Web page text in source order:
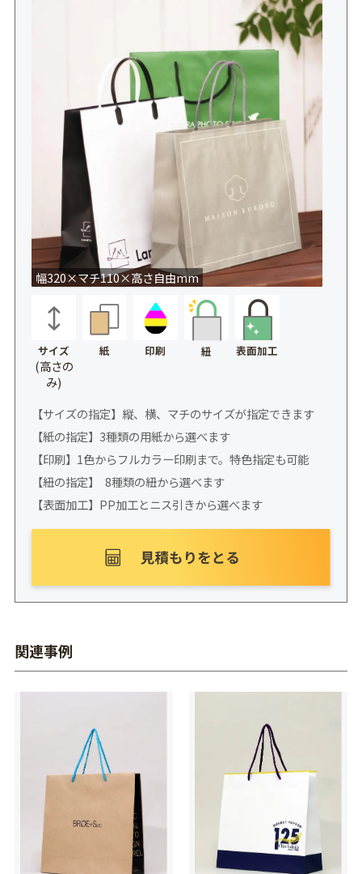
幅320×マチ110×高さ自由mm
サイズ
(高さの
み)
紙 印刷 紐 表面加工
【サイズの指定】縦、横、マチのサイズが指定できます
【紙の指定】3種類の用紙から選べます
【印刷】1色からフルカラー印刷まで。特色指定も可能
【紐の指定】 8種類の紐から選べます
【表面加工】PP加工とニス引きから選べます
関連事例